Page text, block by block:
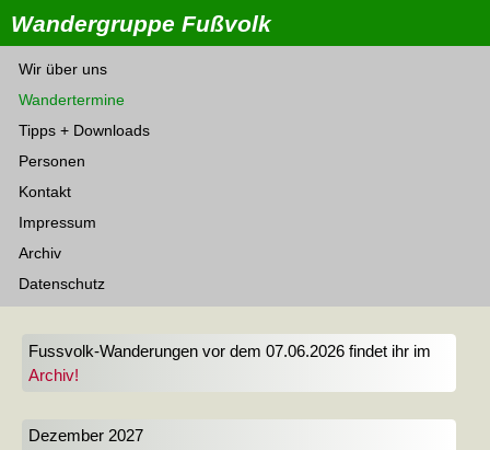
Wandergruppe Fußvolk
Wir über uns
Wandertermine
Tipps + Downloads
Personen
Kontakt
Impressum
Archiv
Datenschutz
Fussvolk-Wanderungen vor dem 07.06.2026 findet ihr im
Archiv!
Dezember 2027